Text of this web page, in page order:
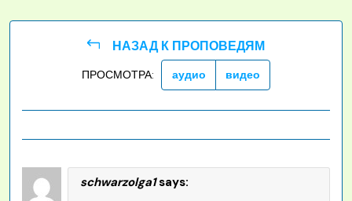
НАЗАД К ПРОПОВЕДЯМ
ПРОСМОТРА: аудио видео
schwarzolga1 says: